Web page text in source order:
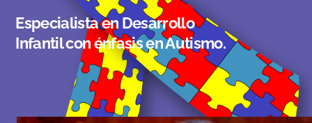
Especialista en Desarrollo
Infantil con énfasis en Autismo.